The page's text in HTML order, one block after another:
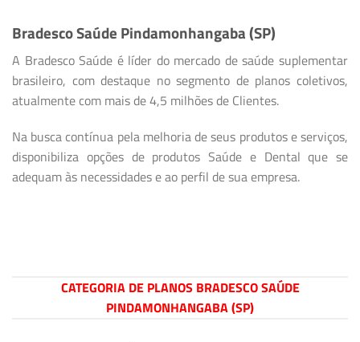
Bradesco Saúde Pindamonhangaba (SP)
A Bradesco Saúde é líder do mercado de saúde suplementar
brasileiro, com destaque no segmento de planos coletivos,
atualmente com mais de 4,5 milhões de Clientes.
Na busca contínua pela melhoria de seus produtos e serviços,
disponibiliza opções de produtos Saúde e Dental que se
adequam às necessidades e ao perfil de sua empresa.
CATEGORIA DE PLANOS BRADESCO SAÚDE
PINDAMONHANGABA (SP)